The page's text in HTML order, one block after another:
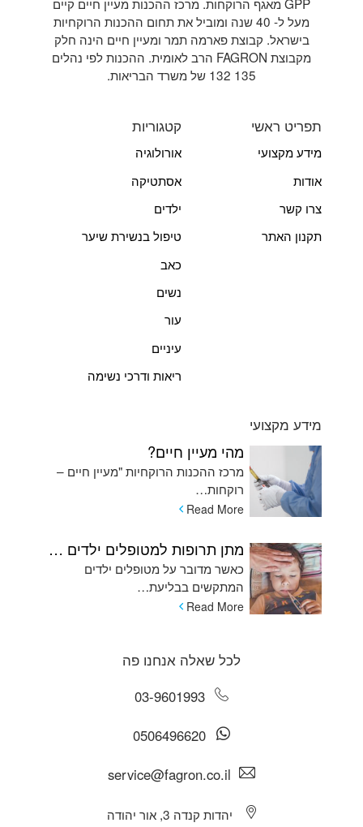
מעל ל- 40 שנה ומוביל את תחום ההכנות הרוקחיות
בישראל. קבוצת פארמה תמר ומעיין חיים הינה חלק
מקבוצת FAGRON הרב לאומית. ההכנות לפי נהלים
135 132 של משרד הבריאות.
תפריט ראשי
מידע מקצועי
אודות
צרו קשר
תקנון האתר
קטגוריות
אורולוגיה
אסתטיקה
ילדים
טיפול בנשירת שיער
כאב
נשים
עור
עיניים
ריאות ודרכי נשימה
מידע מקצועי
מהי מעיין חיים?
מרכז ההכנות הרוקחיות "מעיין חיים –
רוקחות…
Read More
מתן תרופות למטופלים ילדים המתקשים בשימוש בכדורים ומהן האלטרנטיבות
כאשר מדובר על מטופלים ילדים
המתקשים בבליעת…
Read More
לכל שאלה אנחנו פה
03-9601993
0506496620
service@fagron.co.il
יהדות קנדה 3, אור יהודה